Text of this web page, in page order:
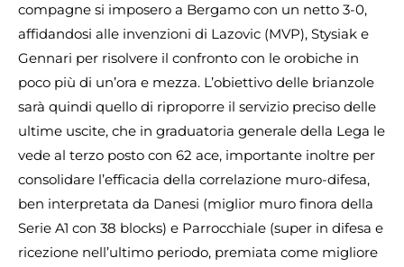
compagne si imposero a Bergamo con un netto 3-0,
affidandosi alle invenzioni di Lazovic (MVP), Stysiak e
Gennari per risolvere il confronto con le orobiche in
poco più di un’ora e mezza. L’obiettivo delle brianzole
sarà quindi quello di riproporre il servizio preciso delle
ultime uscite, che in graduatoria generale della Lega le
vede al terzo posto con 62 ace, importante inoltre per
consolidare l’efficacia della correlazione muro-difesa,
ben interpretata da Danesi (miglior muro finora della
Serie A1 con 38 blocks) e Parrocchiale (super in difesa e
ricezione nell’ultimo periodo, premiata come migliore